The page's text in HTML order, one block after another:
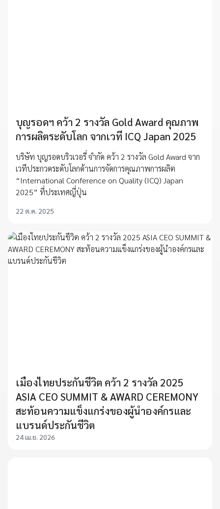
บุญรอดฯ คว้า 2 รางวัล Gold Award คุณภาพ
การผลิตระดับโลก จากเวที ICQ Japan 2025
บริษัท บุญรอดบริวเวอรี่ จำกัด คว้า 2 รางวัล Gold Award จาก
เวทีประกวดระดับโลกด้านการจัดการคุณภาพการผลิต
“International Conference on Quality (ICQ) Japan
2025” ที่ประเทศญี่ปุ่น
22 ต.ค. 2025
เมืองไทยประกันชีวิต คว้า 2 รางวัล 2025
ASIA CEO SUMMIT & AWARD CEREMONY
สะท้อนความแข็งแกร่งของผู้นำองค์กรและ
แบรนด์ประกันชีวิต
24 เม.ย. 2026